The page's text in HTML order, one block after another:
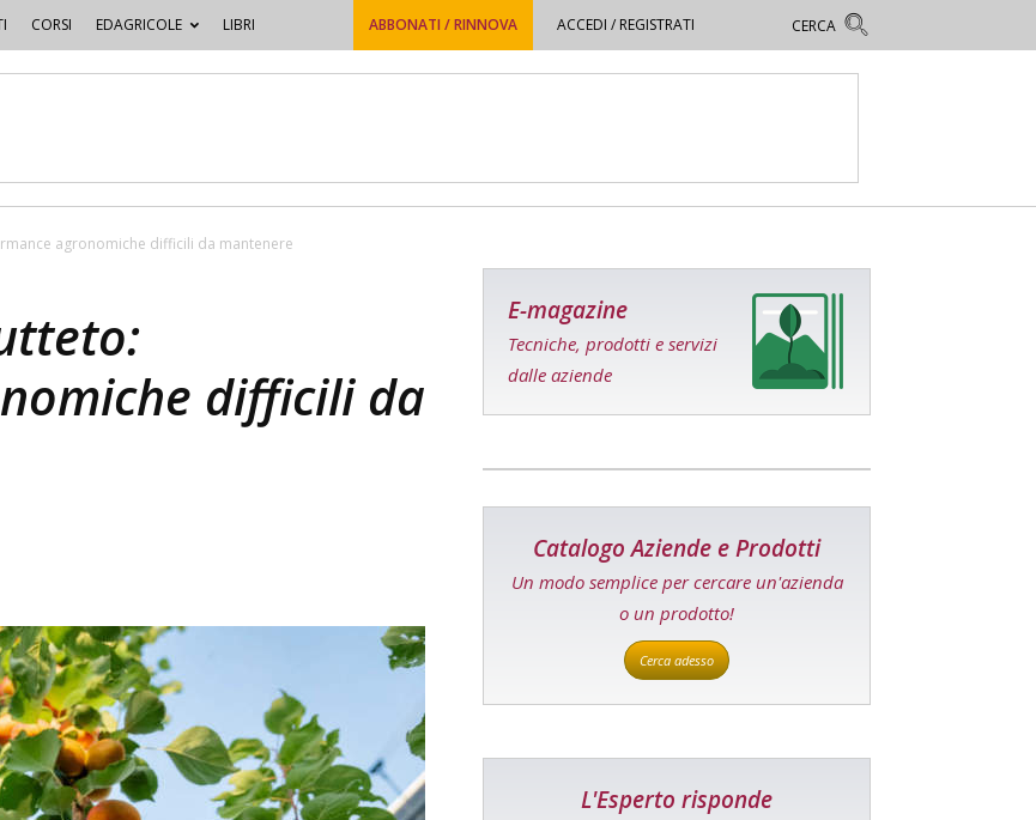
CORSI EDAGRICOLE LIBRI ABBONATI / RINNOVA ACCEDI / REGISTRATI
agronomiche difficili da mantenere
difficili da
E-magazine
Tecniche, prodotti e servizi
dalle aziende
Catalogo Aziende e Prodotti
Un modo semplice per cercare un'azienda
o un prodotto!
Cerca adesso
L'Esperto risponde